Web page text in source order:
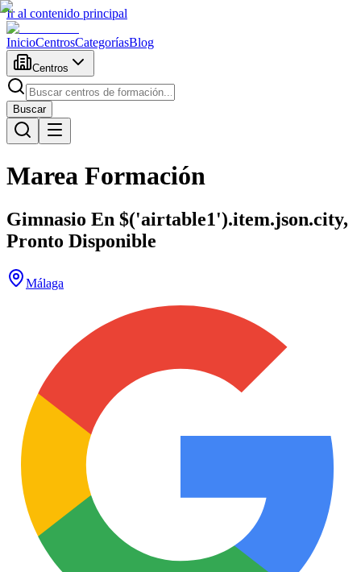
Ir al contenido principal
InicioCentrosCategoríasBlog
Centros
Buscar
Marea Formación
Gimnasio En $('airtable1').item.json.city,
Pronto Disponible
Málaga